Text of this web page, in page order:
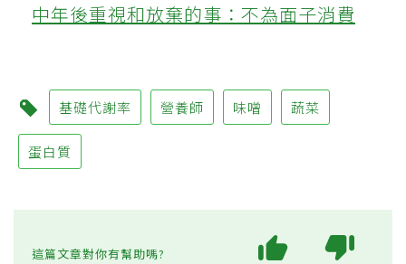
中年後重視和放棄的事：不為面子消費
基礎代謝率 營養師 味噌 蔬菜
蛋白質
這篇文章對你有幫助嗎?